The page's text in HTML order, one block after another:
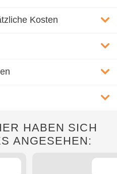
Kosten
HABEN SICH
ANGESEHEN: